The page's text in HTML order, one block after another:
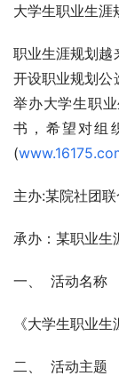
大学生职业生涯
职业生涯规划越
开设职业规划公
举办大学生职
书，希望对组
(
主办:某院社团
承办：某职业生
一、  活动名称
《大学生职业
二、  活动主题